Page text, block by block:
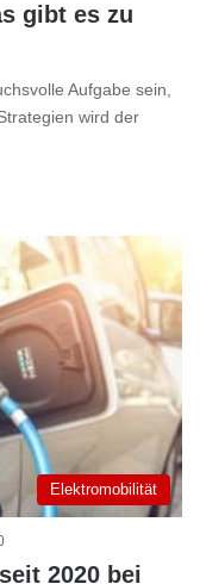
gibt es zu
Aufgabe sein,
wird der
Elektromobilität
2020 bei